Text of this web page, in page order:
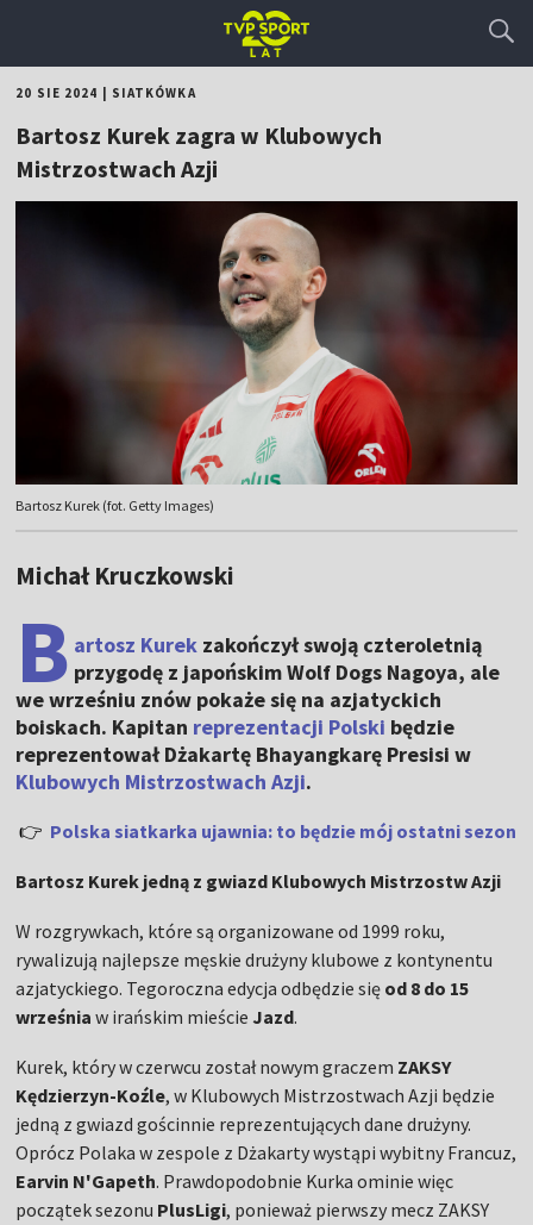
20 SIE 2024 SIATKÓWKA
Bartosz Kurek zagra w Klubowych
Mistrzostwach Azji
Bartosz Kurek (fot. Getty Images)
Michał Kruczkowski
B artosz Kurek zakończył swoją czteroletnią
przygodę z japońskim Wolf Dogs Nagoya, ale
we wrześniu znów pokaże się na azjatyckich
boiskach. Kapitan reprezentacji Polski będzie
reprezentował Dżakartę Bhayangkarę Presisi w
Klubowych Mistrzostwach Azji.
👉 Polska siatkarka ujawnia: to będzie mój ostatni sezon
Bartosz Kurek jedną z gwiazd Klubowych Mistrzostw Azji
W rozgrywkach, które są organizowane od 1999 roku,
rywalizują najlepsze męskie drużyny klubowe z kontynentu
azjatyckiego. Tegoroczna edycja odbędzie się od 8 do 15
września w irańskim mieście Jazd.
Kurek, który w czerwcu został nowym graczem ZAKSY
Kędzierzyn-Koźle, w Klubowych Mistrzostwach Azji będzie
jedną z gwiazd gościnnie reprezentujących dane drużyny.
Oprócz Polaka w zespole z Dżakarty wystąpi wybitny Francuz,
Earvin N'Gapeth. Prawdopodobnie Kurka ominie więc
początek sezonu PlusLigi, ponieważ pierwszy mecz ZAKSY